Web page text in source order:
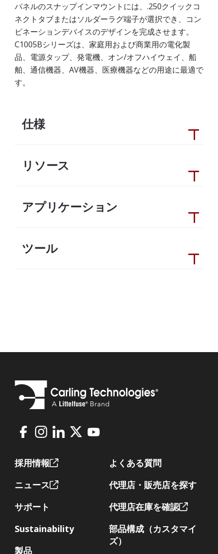
パネルのスナップインマウントには、.250クイックコ
ネクトタブまたはソルダーラグ端子が選択でき、コン
ビネーションデバイスのデザインを完成させます。
C1005Bシリーズは、家庭用および商業用の電化製
品、電源タップ、発電機、オン/オフハイウェイ、船
舶、通信機器、AV機器、医療機器などの用途に最適で
す。
仕様
リソース
アプリケーション
ツール
Facebook
Instagram
LinkedIn
X Youtube
Footer
採用情報
ニュース
サポート
Sustainability
製品
よくある質問
代理店・販売店を探す
代理店在庫を確認
部品構成（カスタマイ
ズ）